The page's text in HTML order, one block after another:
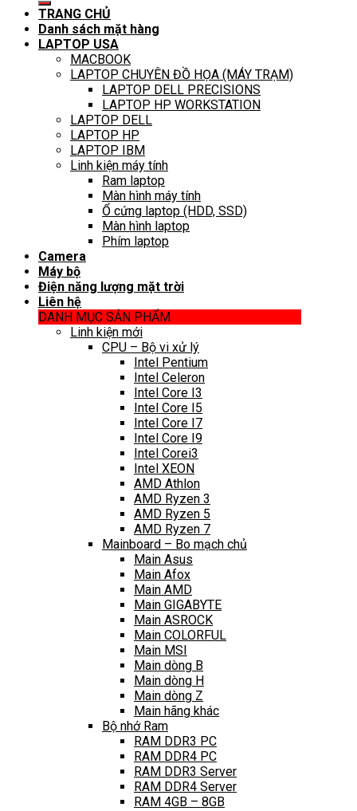
TRANG CHỦ
Danh sách mặt hàng
LAPTOP USA
MACBOOK
LAPTOP CHUYÊN ĐỒ HỌA (MÁY TRẠM)
LAPTOP DELL PRECISIONS
LAPTOP HP WORKSTATION
LAPTOP DELL
LAPTOP HP
LAPTOP IBM
Linh kiện máy tính
Ram laptop
Màn hình máy tính
Ổ cứng laptop (HDD, SSD)
Màn hình laptop
Phím laptop
Camera
Máy bộ
Điện năng lượng mặt trời
Liên hệ
DANH MỤC SẢN PHẨM
Linh kiện mới
CPU – Bộ vi xử lý
Intel Pentium
Intel Celeron
Intel Core I3
Intel Core I5
Intel Core I7
Intel Core I9
Intel Corei3
Intel XEON
AMD Athlon
AMD Ryzen 3
AMD Ryzen 5
AMD Ryzen 7
Mainboard – Bo mạch chủ
Main Asus
Main Afox
Main AMD
Main GIGABYTE
Main ASROCK
Main COLORFUL
Main MSI
Main dòng B
Main dòng H
Main dòng Z
Main hãng khác
Bộ nhớ Ram
RAM DDR3 PC
RAM DDR4 PC
RAM DDR3 Server
RAM DDR4 Server
RAM 4GB – 8GB